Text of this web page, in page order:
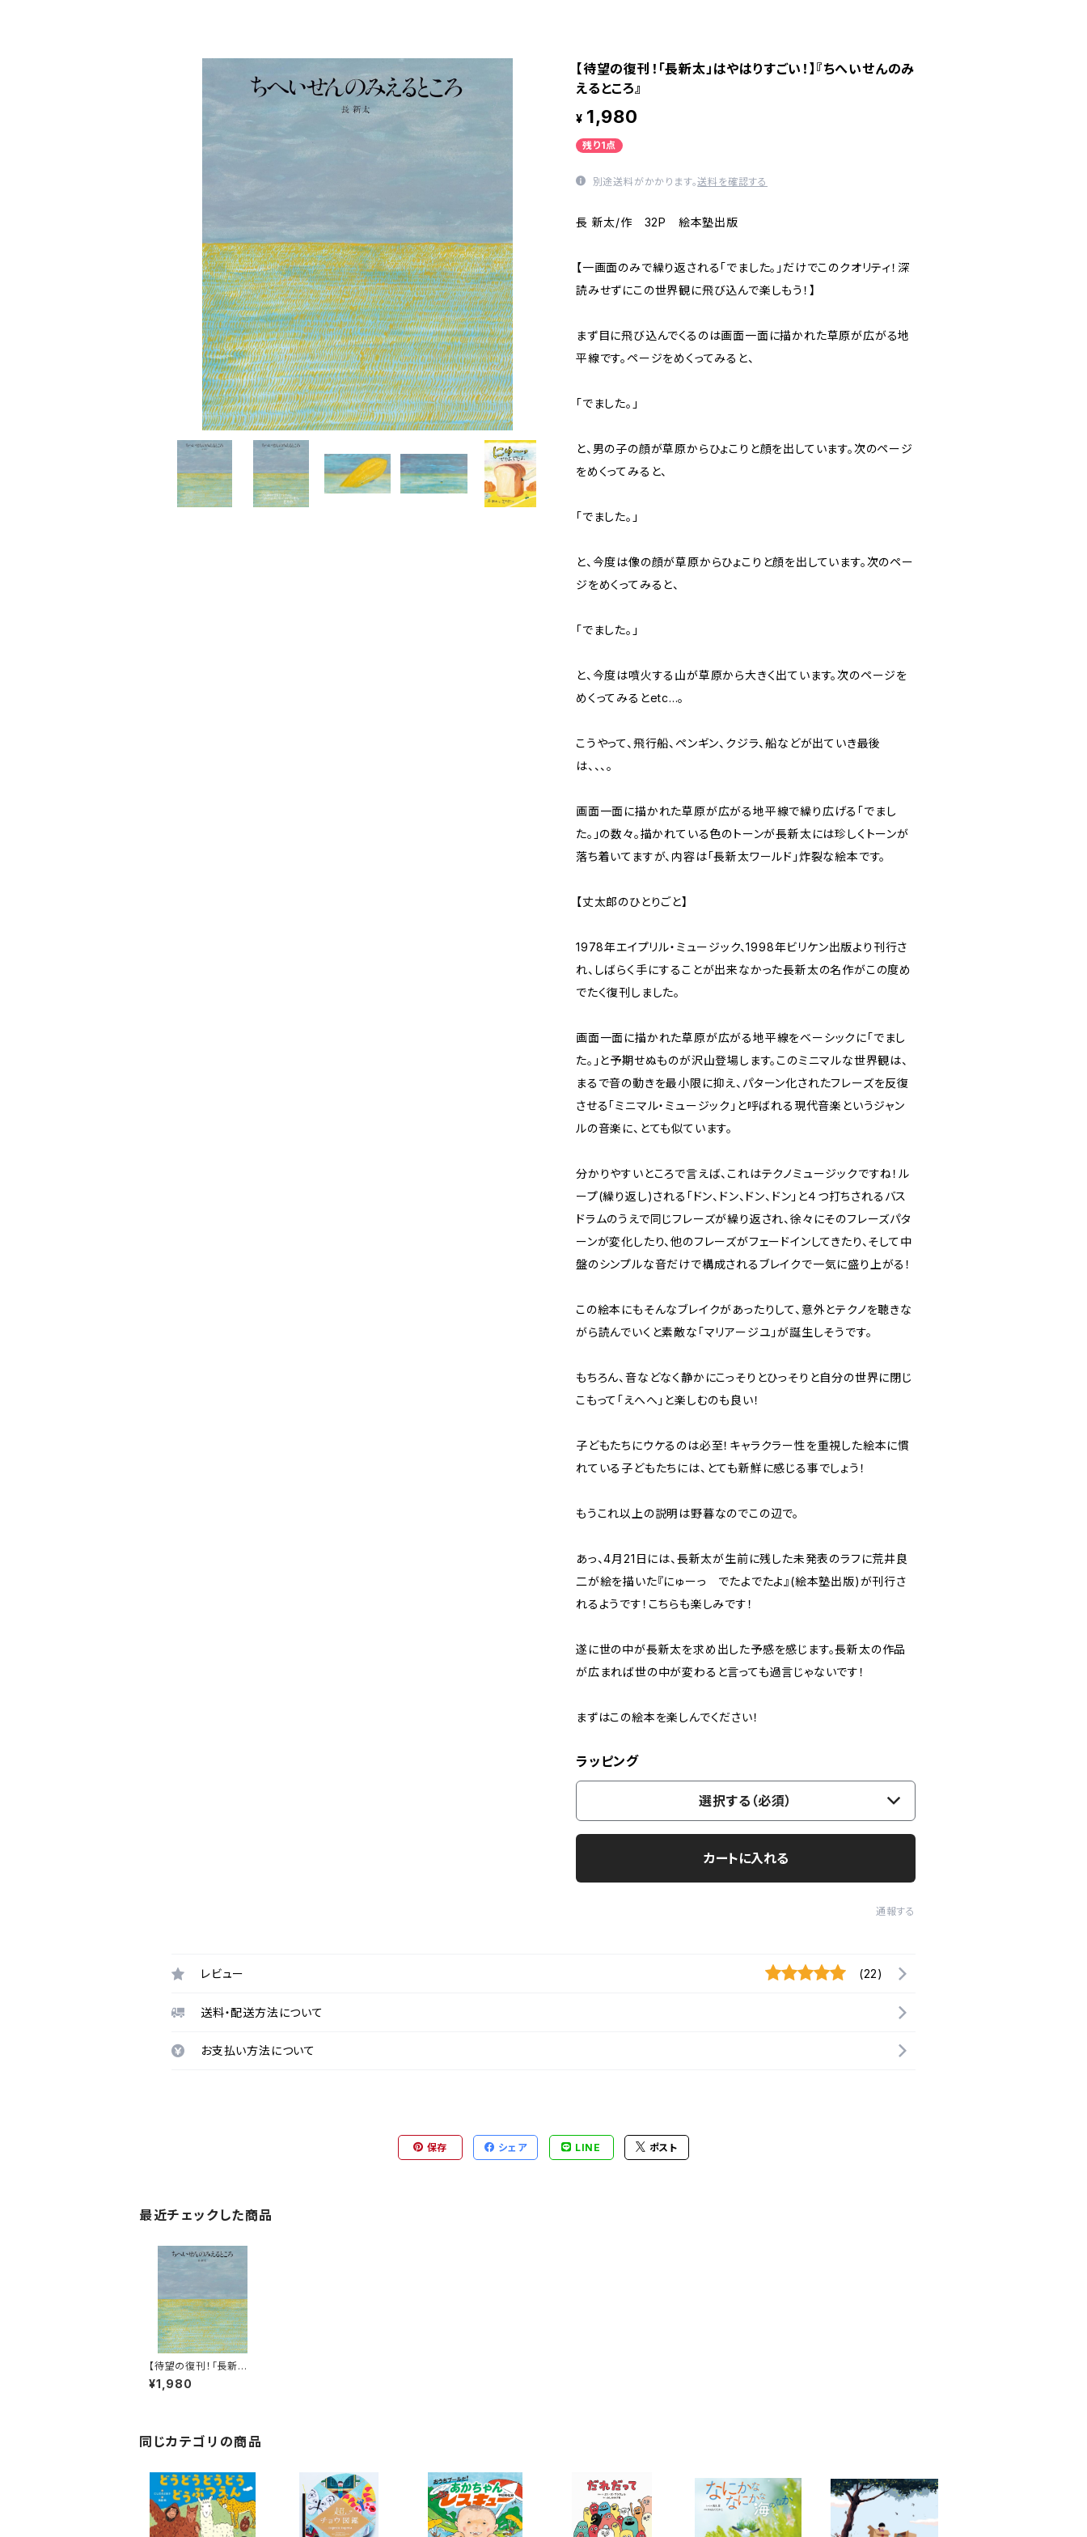
【待望の復刊！「長新太」はやはりすごい！】『ちへいせんのみ
えるところ』
¥ 1,980
残り1点
別途送料がかかります。送料を確認する
長 新太/作 32P 絵本塾出版
【一画面のみで繰り返される「でました。」だけでこのクオリティ！深
読みせずにこの世界観に飛び込んで楽しもう！】
まず目に飛び込んでくるのは画面一面に描かれた草原が広がる地
平線です。ページをめくってみると、
「でました。」
と、男の子の顔が草原からひょこりと顔を出しています。次のページ
をめくってみると、
「でました。」
と、今度は像の顔が草原からひょこりと顔を出しています。次のペー
ジをめくってみると、
「でました。」
と、今度は噴火する山が草原から大きく出ています。次のページを
めくってみるとetc...。
こうやって、飛行船、ペンギン、クジラ、船などが出ていき最後
は、、、。
画面一面に描かれた草原が広がる地平線で繰り広げる「でまし
た。」の数々。描かれている色のトーンが長新太には珍しくトーンが
落ち着いてますが、内容は「長新太ワールド」炸裂な絵本です。
【丈太郎のひとりごと】
1978年エイプリル・ミュージック、1998年ビリケン出版より刊行さ
れ、しばらく手にすることが出来なかった長新太の名作がこの度め
でたく復刊しました。
画面一面に描かれた草原が広がる地平線をベーシックに「でまし
た。」と予期せぬものが沢山登場します。このミニマルな世界観は、
まるで音の動きを最小限に抑え、パターン化されたフレーズを反復
させる「ミニマル・ミュージック」と呼ばれる現代音楽というジャン
ルの音楽に、とても似ています。
分かりやすいところで言えば、これはテクノミュージックですね！ル
ープ(繰り返し)される「ドン、ドン、ドン、ドン」と４つ打ちされるバス
ドラムのうえで同じフレーズが繰り返され、徐々にそのフレーズパタ
ーンが変化したり、他のフレーズがフェードインしてきたり、そして中
盤のシンプルな音だけで構成されるブレイクで一気に盛り上がる！
この絵本にもそんなブレイクがあったりして、意外とテクノを聴きな
がら読んでいくと素敵な「マリアージユ」が誕生しそうです。
もちろん、音などなく静かにこっそりとひっそりと自分の世界に閉じ
こもって「えへへ」と楽しむのも良い！
子どもたちにウケるのは必至！キャラクラー性を重視した絵本に慣
れている子どもたちには、とても新鮮に感じる事でしょう！
もうこれ以上の説明は野暮なのでこの辺で。
あっ、4月21日には、長新太が生前に残した未発表のラフに荒井良
二が絵を描いた『にゅーっ でたよでたよ』(絵本塾出版)が刊行さ
れるようです！こちらも楽しみです！
遂に世の中が長新太を求め出した予感を感じます。長新太の作品
が広まれば世の中が変わると言っても過言じゃないです！
まずはこの絵本を楽しんでください！
ラッピング
選択する（必須）
カートに入れる
通報する
レビュー (22)
送料・配送方法について
お支払い方法について
保存 シェア LINE ポスト
最近チェックした商品
【待望の復刊！「長新太」
はやはりすごい！】『ちへ
いせんのみえるところ』
¥1,980
同じカテゴリの商品